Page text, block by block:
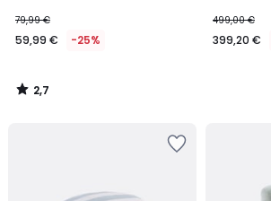
79,99 €
59,99 € -25%
2,7
/
499,00 €
399,20 €